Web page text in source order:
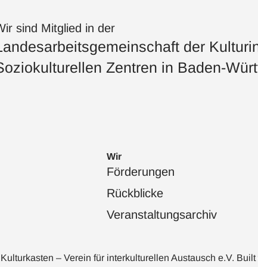
sind Mitglied in der
der
Zentren in Baden-
Wir
Förderungen
Rückblicke
Veranstaltungsarchiv
– Verein für interkulturellen Austausch e.V. Built